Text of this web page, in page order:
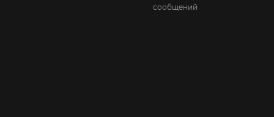
сообщений